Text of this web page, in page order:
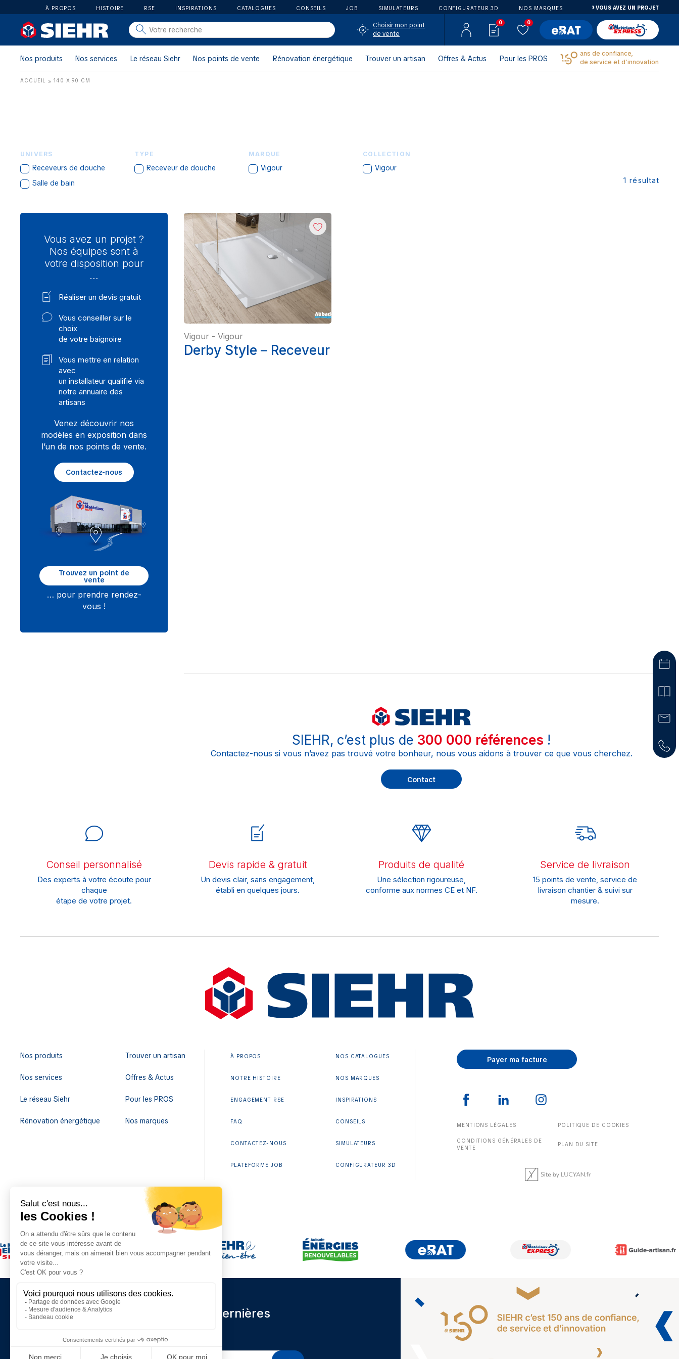
À PROPOS HISTOIRE RSE INSPIRATIONS CATALOGUES CONSEILS JOB SIMULATEURS CONFIGURATEUR 3D NOS MARQUES VOUS AVEZ UN PROJET
carrelage
outillage
Choisir mon point
de vente
0 0
Nos produits Nos services Le réseau Siehr Nos points de vente Rénovation énergétique Trouver un artisan Offres & Actus Pour les PROS
ans de confiance,
de service et d’innovation
ACCUEIL »140 X 90 CM
UNIVERS
Receveurs de douche
Salle de bain
TYPE
Receveur de douche
MARQUE
Vigour
COLLECTION
Vigour
1 résultat
Vigour - Vigour
Derby Style – Receveur
Vous avez un projet ?
Nos équipes sont à
votre disposition pour
…
Réaliser un devis gratuit
Vous conseiller sur le
choix
de votre baignoire
Vous mettre en relation
avec
un installateur qualifié via
notre annuaire des
artisans
Venez découvrir nos
modèles en exposition dans
l’un de nos points de vente.
Contactez-nous
Trouvez un point de
vente
… pour prendre rendez-
vous !
SIEHR, c’est plus de 300 000 références !
Contactez-nous si vous n’avez pas trouvé votre bonheur, nous vous aidons à trouver ce que vous cherchez.
Contact
Conseil personnalisé
Des experts à votre écoute pour
chaque
étape de votre projet.
Devis rapide & gratuit
Un devis clair, sans engagement,
établi en quelques jours.
Produits de qualité
Une sélection rigoureuse,
conforme aux normes CE et NF.
Service de livraison
15 points de vente, service de
livraison chantier & suivi sur
mesure.
Nos produits
Nos services
Le réseau Siehr
Rénovation énergétique
Trouver un artisan
Offres & Actus
Pour les PROS
Nos marques
À PROPOS
NOTRE HISTOIRE
ENGAGEMENT RSE
FAQ
CONTACTEZ-NOUS
PLATEFORME JOB
NOS CATALOGUES
NOS MARQUES
INSPIRATIONS
CONSEILS
SIMULATEURS
CONFIGURATEUR 3D
Payer ma facture
MENTIONS LÉGALES POLITIQUE DE COOKIES
CONDITIONS GÉNÉRALES DE
VENTE
PLAN DU SITE
Restez informé de nos dernières